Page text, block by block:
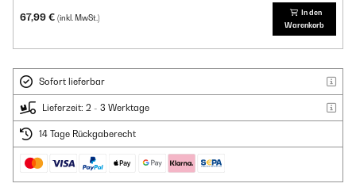
67,99 € (inkl. MwSt.)
In den
Warenkorb
Sofort lieferbar
Lieferzeit: 2 - 3 Werktage
14 Tage Rückgaberecht